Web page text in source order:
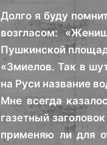
Долго я буду
возгласом:
Пушкинской
«Змиелов. Так в
на Руси название
Мне всегда
газетный
применяю ли для